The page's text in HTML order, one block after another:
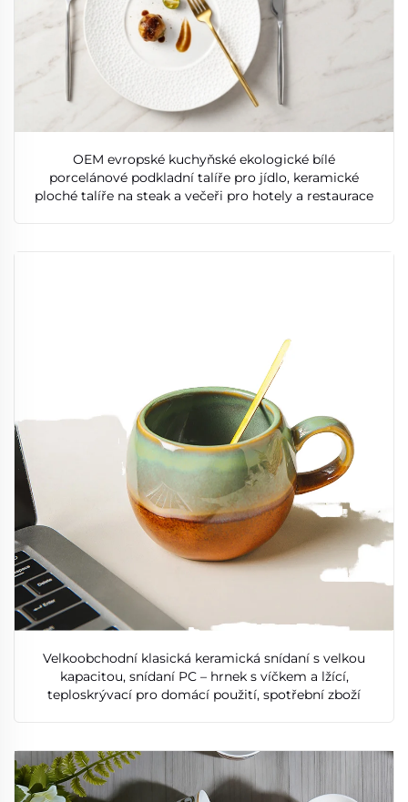
OEM evropské kuchyňské ekologické bílé
porcelánové podkladní talíře pro jídlo, keramické
ploché talíře na steak a večeři pro hotely a restaurace
Velkoobchodní klasická keramická snídaní s velkou
kapacitou, snídaní PC – hrnek s víčkem a lžící,
teploskrývací pro domácí použití, spotřební zboží